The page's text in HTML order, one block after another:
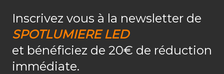
Inscrivez vous à la newsletter de
SPOTLUMIERE LED
et bénéficiez de 20€ de réduction
immédiate.